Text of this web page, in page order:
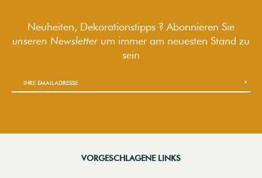
Neuheiten, Dekorationstipps ? Abonnieren Sie
unseren Newsletter um immer am neuesten Stand zu
sein
VORGESCHLAGENE LINKS